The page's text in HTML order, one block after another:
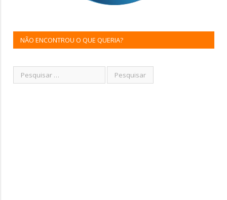
NÃO ENCONTROU O QUE QUERIA?